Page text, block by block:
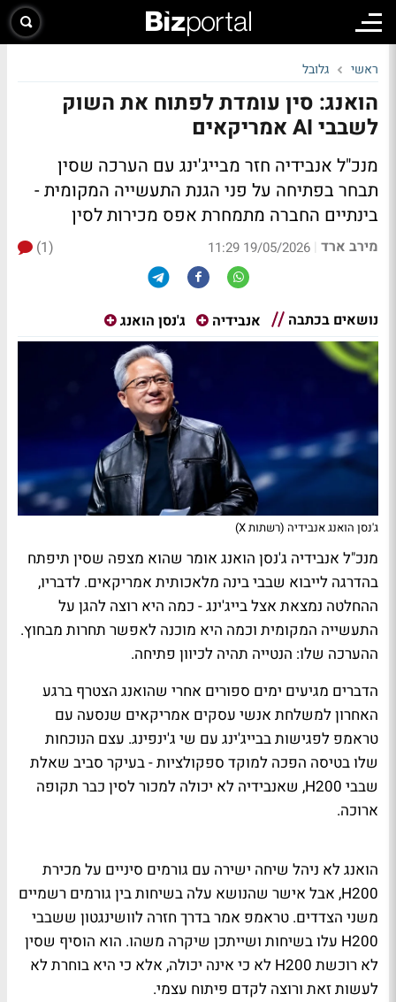
ראשי גלובל
הואנג: סין עומדת לפתוח את השוק
לשבבי AI אמריקאים
מנכ"ל אנבידיה חזר מבייג'ינג עם הערכה שסין
תבחר בפתיחה על פני הגנת התעשייה המקומית -
בינתיים החברה מתמחרת אפס מכירות לסין
מירב ארד |
19/05/2026 11:29
(1)
נושאים בכתבה אנבידיה ג'נסן הואנג
ג'נסן הואנג אנבידיה (רשתות X)
מנכ"ל אנבידיה ג'נסן הואנג אומר שהוא מצפה שסין תיפתח
בהדרגה לייבוא שבבי בינה מלאכותית אמריקאים. לדבריו,
ההחלטה נמצאת אצל בייג'ינג - כמה היא רוצה להגן על
התעשייה המקומית וכמה היא מוכנה לאפשר תחרות מבחוץ.
ההערכה שלו: הנטייה תהיה לכיוון פתיחה.
הדברים מגיעים ימים ספורים אחרי שהואנג הצטרף ברגע
האחרון למשלחת אנשי עסקים אמריקאים שנסעה עם
טראמפ לפגישות בבייג'ינג עם שי ג'ינפינג. עצם הנוכחות
שלו בטיסה הפכה למוקד ספקולציות - בעיקר סביב שאלת
שבבי H200, שאנבידיה לא יכולה למכור לסין כבר תקופה
ארוכה.
הואנג לא ניהל שיחה ישירה עם גורמים סיניים על מכירת
H200, אבל אישר שהנושא עלה בשיחות בין גורמים רשמיים
משני הצדדים. טראמפ אמר בדרך חזרה לוושינגטון ששבבי
H200 עלו בשיחות ושייתכן שיקרה משהו. הוא הוסיף שסין
לא רוכשת H200 לא כי אינה יכולה, אלא כי היא בוחרת לא
לעשות זאת ורוצה לקדם פיתוח עצמי.